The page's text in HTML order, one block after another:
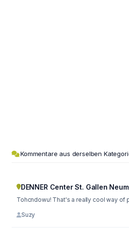
Kommentare aus derselben
DENNER Center St. Gallen
Tohcndowu! That's a really cool way of
Suzy